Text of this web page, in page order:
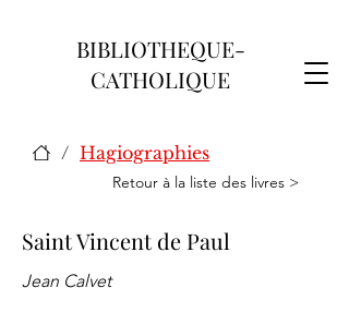
BIBLIOTHEQUE-
CATHOLIQUE
/ Hagiographies
Retour à la liste des livres >
Saint Vincent de Paul
Jean Calvet